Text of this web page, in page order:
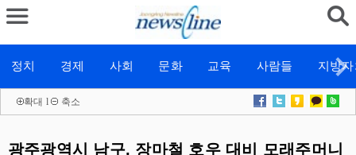
정치 경제 사회 문화 교육 사람들 지방
확대 l 축소
광주광역시 남구, 장마철 호우 대비 모래주머니